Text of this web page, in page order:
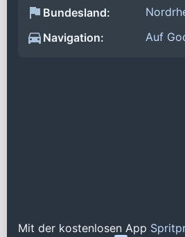
Bundesland:
Navigation:
Auf
Mit der kostenlosen App